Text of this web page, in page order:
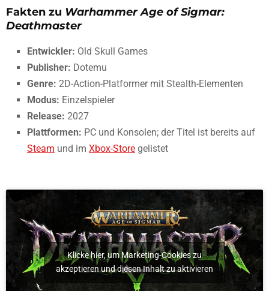
Fakten zu Warhammer Age of Sigmar:
Deathmaster
Entwickler: Old Skull Games
Publisher: Dotemu
Genre: 2D-Action-Platformer mit Stealth-Elementen
Modus: Einzelspieler
Release: 2027
Plattformen: PC und Konsolen; der Titel ist bereits auf
Steam und im Xbox-Store gelistet
Klicke hier, um Marketing-Cookies zu
akzeptieren und diesen Inhalt zu aktivieren